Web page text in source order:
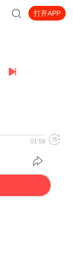
打开APP
01:58